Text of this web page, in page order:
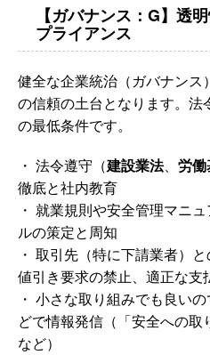
【ガバナンス：G】透
プライアンス
健全な企業統治（ガバナンス
の信頼の土台となります。法
の最低条件です。
・ 法令遵守（建設業法、 労
徹底と社内教育
・ 就業規則や安全管理マニ
ルの策定と周知
・ 取引先（特に下請業者）
値引き要求の禁止、適正な支
・ 小さな取り組みでも良い
どで情報発信（「安全への取
など）